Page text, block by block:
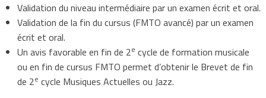
Validation du niveau intermédiaire par un examen écrit et oral.
Validation de la fin du cursus (FMTO avancé) par un examen
écrit et oral.
Un avis favorable en fin de 2e cycle de formation musicale
ou en fin de cursus FMTO permet d’obtenir le Brevet de fin
de 2e cycle Musiques Actuelles ou Jazz.